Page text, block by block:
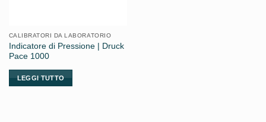
CALIBRATORI DA LABORATORIO
Indicatore di Pressione | Druck
Pace 1000
LEGGI TUTTO